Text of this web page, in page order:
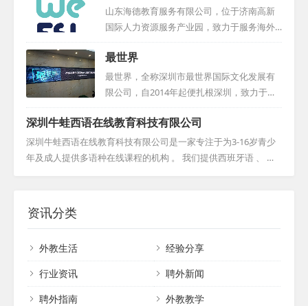
来 。...
有超过十年的丰富经验，并建立了广泛的外
籍教师资源及招聘网络。尽管成立时间尚
短，但凭借卓越的信誉和专业的服务，思悦
教育已赢得了众多知名机构与个人的青睐，
包括新东方、华尔街、流利英语、芝麻街英
语等，并与他们签订了长期服务协议。我们
全心全意为客户着想。期待与您的合作，共
创美好未来。...
山东海德教育服务有限公司，位于济南高新
国际人力资源服务产业园，致力于服务海外
教育人才与国内教学机构，搭建起国际化的
桥梁。我们拥有一支专业的引才团队，他们
不仅注重外教的整体素质，更在选拔过程中
严格把关，确保外教水平达到高标准。我们
的目标，是减轻用才机构的用人压力，降低
用人风险，让每一位合作伙伴都能安心、放
心。作为一家靠谱的外教中介机构，我们始
终坚守诚信、专业、高效的服务宗旨，努力
最世界
最世界，全称深圳市最世界国际文化发展有
限公司，自2014年起便扎根深圳，致力于提
供专业的人力资源服务。公司由一群曾在美
国工作，并专注于外国专家来华就业的精英
团队创立。最世界的业务聚焦于全球中高端
国际人才的寻访、外国专家的就业安排、人
积累，我们构建了众多国内外招聘平台，并
衍生出丰富的精英人脉资源，形成了一座庞
大的人才数据库。我们...
深圳牛蛙西语在线教育科技有限公司
深圳牛蛙西语在线教育科技有限公司是一家专注于为3-16岁青少
年及成人提供多语种在线课程的机构 。 我们提供西班牙语 、 英
境浸入式教学 ， 让学生感知多元化文化 ， 确保学习效果 。 资深
教研团队 、 优质教材和课程体系 ， 辅以多种外教辅修课程 ， 拓
品质外语学习方案 ， 值得您的信赖 。...
资讯分类
外教生活
经验分享
行业资讯
聘外新闻
聘外指南
外教教学